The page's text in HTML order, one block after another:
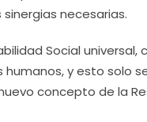
necesarias.
Social
y esto solo
concepto de la